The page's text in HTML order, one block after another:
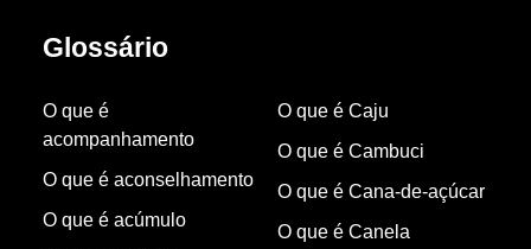
Glossário
O que é
acompanhamento
O que é aconselhamento
O que é acúmulo
O que é Caju
O que é Cambuci
O que é Cana-de-açúcar
O que é Canela